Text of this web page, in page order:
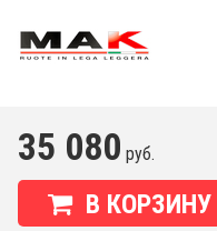
35 080 руб.
В КОРЗИНУ